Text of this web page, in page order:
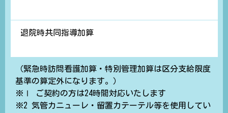
退院時共同指導加算
（緊急時訪問看護加算・特別管理加算は区分支給限度
基準の算定外になります。）
※Ⅰ ご契約の方は24時間対応いたします
※2 気管カニューレ・留置カテーテル等を使用してい